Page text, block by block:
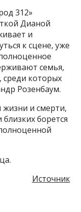
312»
Дианой
и
к сцене, уже
семья,
среди которых
Розенбаум.
жизни и смерти,
борется
Источник